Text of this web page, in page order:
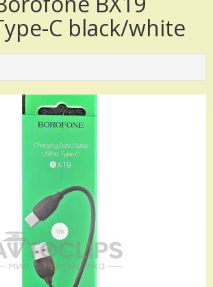
C black/white